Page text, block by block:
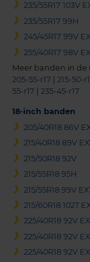
235/55R17 103V
235/55R17 99H
245/45R17 99V
255/40R17 98V
Meer banden in de
205-55-r17
215-50-
55-r17
235-45-r17
18-inch banden
205/40R18 86V
215/40R18 89V
215/50R18 92V
215/55R18 95H
215/55R18 99V
215/60R18 102T
225/40R18 92V
225/40R18 92V
225/40R18 92V